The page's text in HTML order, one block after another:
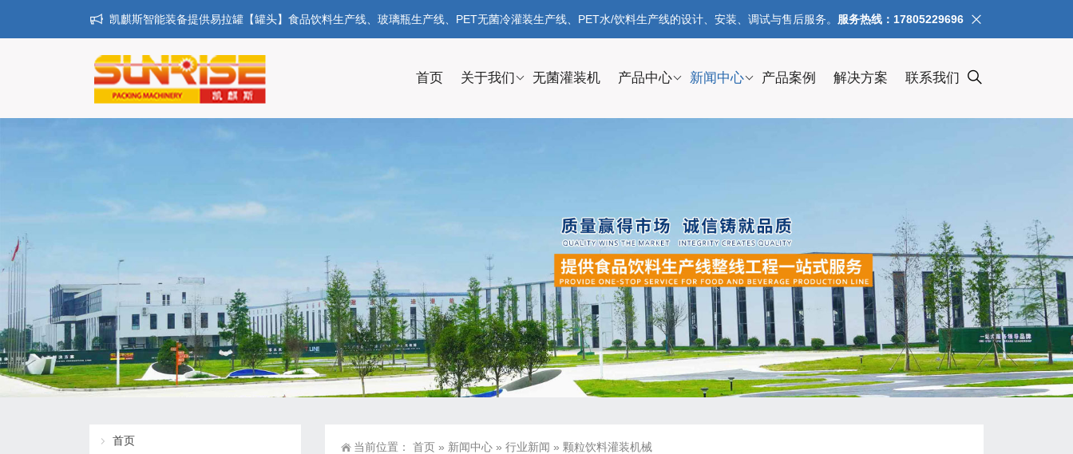
凯麒斯智能装备提供易拉罐【罐头】食品饮料生产线、玻璃瓶生产线、PET无菌冷灌装生产线、PET水/饮料生产线的设计、安装、调试与售后服务。 服务热线：17805229696
首页 关于我们 无菌灌装机 产品中心 新闻中心 产品案例 解决方案 联系我们
当前位置： 首页 » 新闻中心 » 行业新闻 » 颗粒饮料灌装机械
首页